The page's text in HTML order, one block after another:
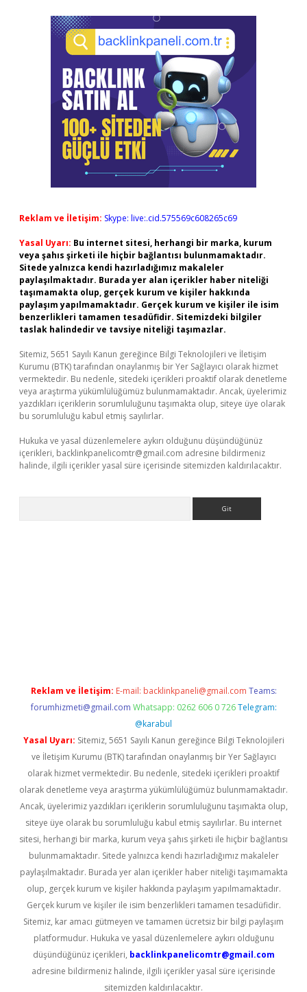
Reklam ve İletişim: Skype: live:.cid.575569c608265c69
Yasal Uyarı: Bu internet sitesi, herhangi bir marka, kurum
veya şahıs şirketi ile hiçbir bağlantısı bulunmamaktadır.
Sitede yalnızca kendi hazırladığımız makaleler
paylaşılmaktadır. Burada yer alan içerikler haber niteliği
taşımamakta olup, gerçek kurum ve kişiler hakkında
paylaşım yapılmamaktadır. Gerçek kurum ve kişiler ile isim
benzerlikleri tamamen tesadüfidir. Sitemizdeki bilgiler
taslak halindedir ve tavsiye niteliği taşımazlar.
Sitemiz, 5651 Sayılı Kanun gereğince Bilgi Teknolojileri ve İletişim
Kurumu (BTK) tarafından onaylanmış bir Yer Sağlayıcı olarak hizmet
vermektedir. Bu nedenle, sitedeki içerikleri proaktif olarak denetleme
veya araştırma yükümlülüğümüz bulunmamaktadır. Ancak, üyelerimiz
yazdıkları içeriklerin sorumluluğunu taşımakta olup, siteye üye olarak
bu sorumluluğu kabul etmiş sayılırlar.
Hukuka ve yasal düzenlemelere aykırı olduğunu düşündüğünüz
içerikleri, backlinkpanelicomtr@gmail.com adresine bildirmeniz
halinde, ilgili içerikler yasal süre içerisinde sitemizden kaldırılacaktır.
Reklam ve İletişim: E-mail: backlinkpaneli@gmail.com Teams:
forumhizmeti@gmail.com Whatsapp: 0262 606 0 726 Telegram:
@karabul
Yasal Uyarı: Sitemiz, 5651 Sayılı Kanun gereğince Bilgi Teknolojileri
ve İletişim Kurumu (BTK) tarafından onaylanmış bir Yer Sağlayıcı
olarak hizmet vermektedir. Bu nedenle, sitedeki içerikleri proaktif
olarak denetleme veya araştırma yükümlülüğümüz bulunmamaktadır.
Ancak, üyelerimiz yazdıkları içeriklerin sorumluluğunu taşımakta olup,
siteye üye olarak bu sorumluluğu kabul etmiş sayılırlar. Bu internet
sitesi, herhangi bir marka, kurum veya şahıs şirketi ile hiçbir bağlantısı
bulunmamaktadır. Sitede yalnızca kendi hazırladığımız makaleler
paylaşılmaktadır. Burada yer alan içerikler haber niteliği taşımamakta
olup, gerçek kurum ve kişiler hakkında paylaşım yapılmamaktadır.
Gerçek kurum ve kişiler ile isim benzerlikleri tamamen tesadüfidir.
Sitemiz, kar amacı gütmeyen ve tamamen ücretsiz bir bilgi paylaşım
platformudur. Hukuka ve yasal düzenlemelere aykırı olduğunu
düşündüğünüz içerikleri, backlinkpanelicomtr@gmail.com
adresine bildirmeniz halinde, ilgili içerikler yasal süre içerisinde
sitemizden kaldırılacaktır.